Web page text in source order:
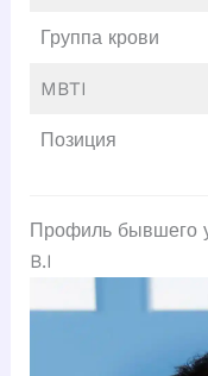
Группа крови
MBTI
Позиция
Профиль бывшего
B.I